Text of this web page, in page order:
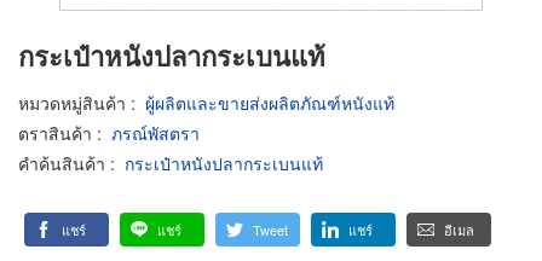
กระเป๋าหนังปลากระเบนแท้
หมวดหมู่สินค้า : ผู้ผลิตและขายส่งผลิตภัณฑ์หนังแท้
ตราสินค้า : ภรณ์พัสตรา
คำค้นสินค้า : กระเป๋าหนังปลากระเบนแท้
แชร์ แชร์ Tweet แชร์ อีเมล